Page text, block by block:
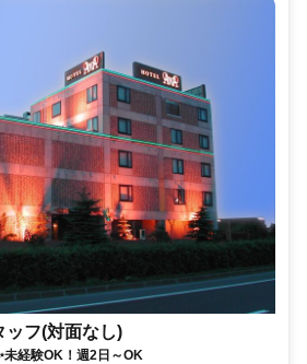
ッフ(対面なし)
未経験OK！週2日～OK